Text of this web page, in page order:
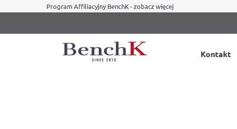
Program Affiliacyjny BenchK - zobacz więcej
Kontakt